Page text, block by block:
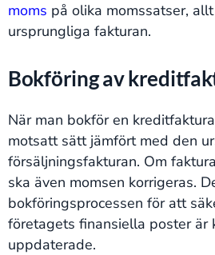
moms på olika momssatser,
ursprungliga fakturan​​.
Bokföring av
När man bokför en
motsatt sätt jämfört med den
försäljningsfakturan. Om
ska även momsen korrigeras.
bokföringsprocessen för att
företagets finansiella poster är
uppdaterade​​.